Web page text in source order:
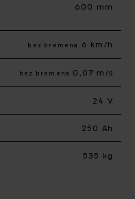
600 mm
bez bremena 6 km/h
bez bremena 0,07 m/s
24 V
250 Ah
535 kg